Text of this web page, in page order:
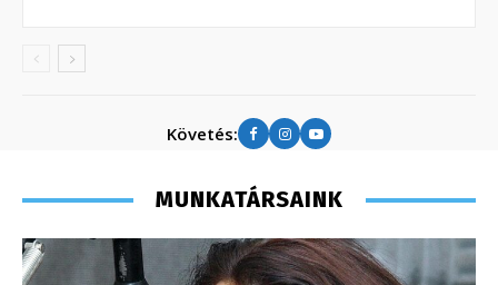
Követés:
MUNKATÁRSAINK